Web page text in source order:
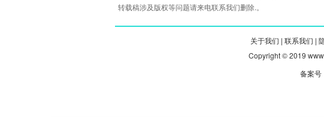
转载稿涉及版权等问题请来电联系我们删除.。
关于我们 | 联系我们 |
Copyright © 2019
备案号